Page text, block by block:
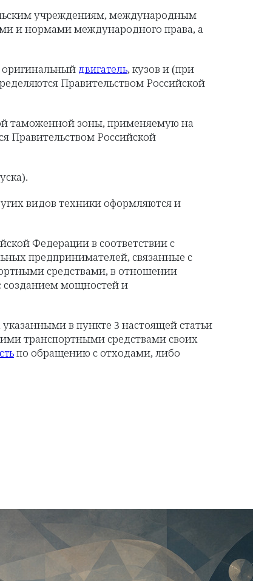
учреждениям, международным
и нормами международного права, а
оригинальный двигатель, кузов и (при
Правительством Российской
таможенной зоны, применяемую на
Правительством Российской
видов техники оформляются и
Федерации в соответствии с
предпринимателей, связанные с
средствами, в отношении
созданием мощностей и
в пункте 3 настоящей статьи
транспортными средствами своих
по обращению с отходами, либо